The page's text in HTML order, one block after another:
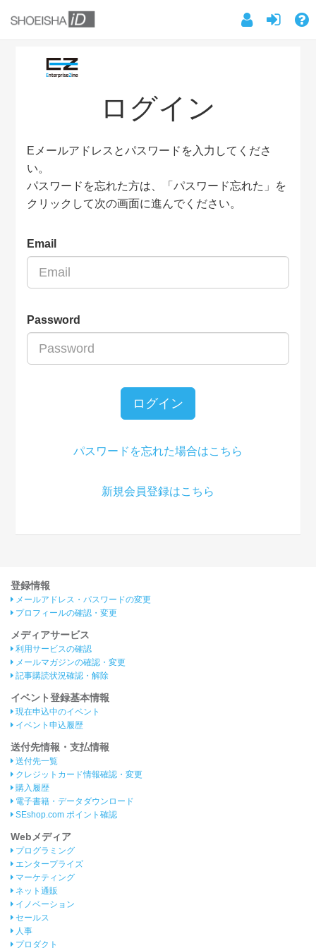
ログイン
Eメールアドレスとパスワードを入力してくださ
い。
パスワードを忘れた方は、「パスワード忘れた」を
クリックして次の画面に進んでください。
Email
Password
ログイン
パスワードを忘れた場合はこちら
新規会員登録はこちら
登録情報
メールアドレス・パスワードの変更
プロフィールの確認・変更
メディアサービス
利用サービスの確認
メールマガジンの確認・変更
記事購読状況確認・解除
イベント登録基本情報
現在申込中のイベント
イベント申込履歴
送付先情報・支払情報
送付先一覧
クレジットカード情報確認・変更
購入履歴
電子書籍・データダウンロード
SEshop.com ポイント確認
Webメディア
プログラミング
エンタープライズ
マーケティング
ネット通販
イノベーション
セールス
人事
プロダクト